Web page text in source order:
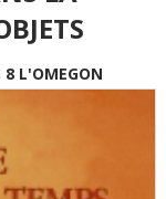
8 L'OMEGON